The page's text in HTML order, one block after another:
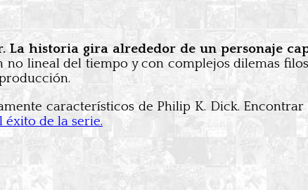
La historia gira alrededor de un personaje
lineal del tiempo y con complejos dilemas
característicos de Philip K. Dick.
de la serie.